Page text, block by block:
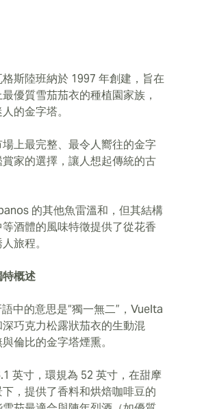
斯陸班納於 1997 年創建，旨在
優質雪茄茄衣的種植園家族，
的金字塔。
上最完整、最令人嚮往的金字
家的選擇，讓人想起傳統的古
的其他魚雷溫和，但其結構
酒體的風味特徵提供了從花香
旅程。
概述
中的意思是“獨一無二”，Vuelta
巧克力松露狀茄衣的生動混
倫比的金字塔煙熏。
英寸，環規為 52 英寸，在甜摩
，提供了香料和烘焙咖啡豆的